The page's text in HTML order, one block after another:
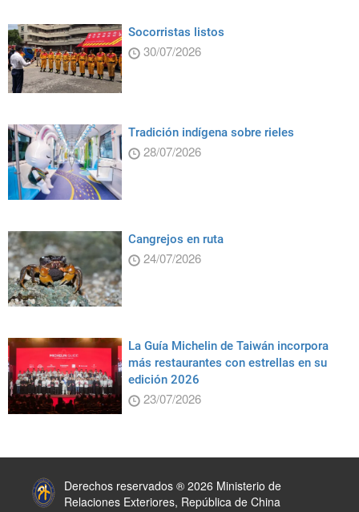
Socorristas listos
30/07/2026
Tradición indígena sobre rieles
28/07/2026
Cangrejos en ruta
24/07/2026
La Guía Michelin de Taiwán incorpora
más restaurantes con estrellas en su
edición 2026
23/07/2026
Derechos reservados ® 2026 Ministerio de
Relaciones Exteriores, República de China